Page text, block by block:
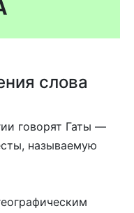
слова
говорят Гаты —
называемую